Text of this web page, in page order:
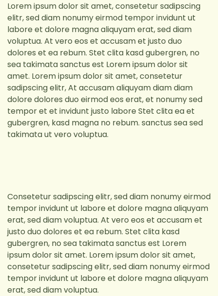
Lorem ipsum dolor sit amet, consetetur sadipscing
elitr, sed diam nonumy eirmod tempor invidunt ut
labore et dolore magna aliquyam erat, sed diam
voluptua. At vero eos et accusam et justo duo
dolores et ea rebum. Stet clita kasd gubergren, no
sea takimata sanctus est Lorem ipsum dolor sit
amet. Lorem ipsum dolor sit amet, consetetur
sadipscing elitr, At accusam aliquyam diam diam
dolore dolores duo eirmod eos erat, et nonumy sed
tempor et et invidunt justo labore Stet clita ea et
gubergren, kasd magna no rebum. sanctus sea sed
takimata ut vero voluptua.
Consetetur sadipscing elitr, sed diam nonumy eirmod
tempor invidunt ut labore et dolore magna aliquyam
erat, sed diam voluptua. At vero eos et accusam et
justo duo dolores et ea rebum. Stet clita kasd
gubergren, no sea takimata sanctus est Lorem
ipsum dolor sit amet. Lorem ipsum dolor sit amet,
consetetur sadipscing elitr, sed diam nonumy eirmod
tempor invidunt ut labore et dolore magna aliquyam
erat, sed diam voluptua.